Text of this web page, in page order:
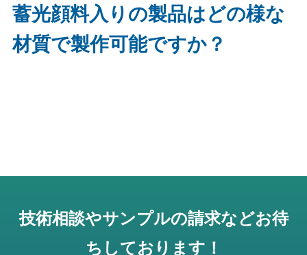
蓄光顔料入りの製品はどの様な
材質で製作可能ですか？
技術相談やサンプルの請求などお待
ちしております！